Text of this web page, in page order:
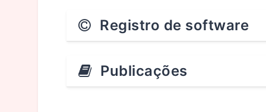
Registro de software
Publicações